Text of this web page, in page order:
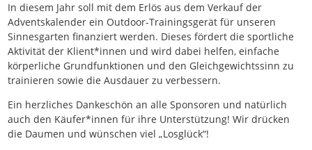
In diesem Jahr soll mit dem Erlös aus dem Verkauf der
Adventskalender ein Outdoor-Trainingsgerät für unseren
Sinnesgarten finanziert werden. Dieses fördert die sportliche
Aktivität der Klient*innen und wird dabei helfen, einfache
körperliche Grundfunktionen und den Gleichgewichtssinn zu
trainieren sowie die Ausdauer zu verbessern.
Ein herzliches Dankeschön an alle Sponsoren und natürlich
auch den Käufer*innen für ihre Unterstützung! Wir drücken
die Daumen und wünschen viel „Losglück“!